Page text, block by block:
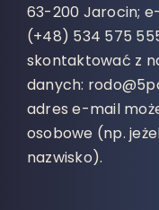
63-200 Jarocin;
(+48) 534 575
skontaktować z
danych:
adres e-mail
osobowe (np.
nazwisko).